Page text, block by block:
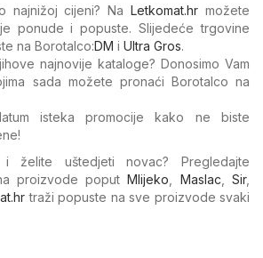
najnižoj cijeni? NaLetkomat.hr možete
ponude i popuste. Slijedeće trgovine
na Borotalco:DM i Ultra Gros.
najnovije kataloge? Donosimo Vam
sada možete pronaći Borotalco na
isteka promocije kako ne biste
želite uštedjeti novac? Pregledajte
proizvode poputMlijeko Maslac ,Sir,
traži popuste na sve proizvode svaki